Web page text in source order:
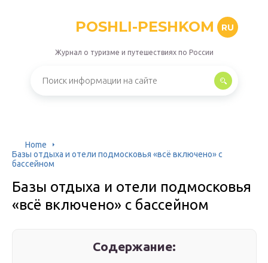
POSHLI-PESHKOM RU
Журнал о туризме и путешествиях по России
Home
Базы отдыха и отели подмосковья «всё включено» с
бассейном
Базы отдыха и отели подмосковья
«всё включено» с бассейном
Содержание: